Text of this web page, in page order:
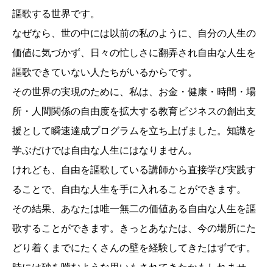
謳歌する世界です。
なぜなら、世の中には以前の私のように、自分の人生の
価値に気づかず、日々の忙しさに翻弄され自由な人生を
謳歌できていない人たちがいるからです。
その世界の実現のために、私は、お金・健康・時間・場
所・人間関係の自由度を拡大する教育ビジネスの創出支
援として瞬速達成プログラムを立ち上げました。知識を
学ぶだけでは自由な人生にはなりません。
けれども、自由を謳歌している講師から直接学び実践す
ることで、自由な人生を手に入れることができます。
その結果、あなたは唯一無二の価値ある自由な人生を謳
歌することができます。きっとあなたは、今の場所にた
どり着くまでにたくさんの壁を経験してきたはずです。